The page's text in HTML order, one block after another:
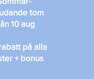
tom
10 aug
på alla
+ bonus